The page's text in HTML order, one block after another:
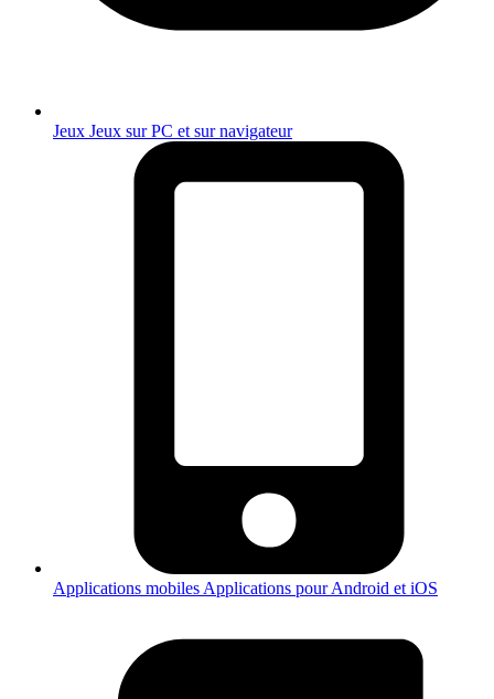
Jeux Jeux sur PC et sur navigateur
Applications mobiles Applications pour Android et iOS